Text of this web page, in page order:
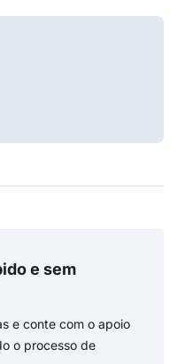
e sem
e conte com o apoio
o processo de